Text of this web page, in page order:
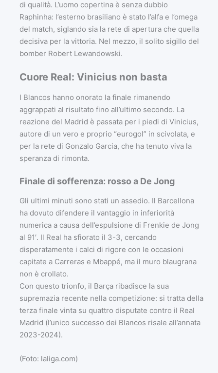
di qualità. L’uomo copertina è senza dubbio
Raphinha: l’esterno brasiliano è stato l’alfa e l’omega
del match, siglando sia la rete di apertura che quella
decisiva per la vittoria. Nel mezzo, il solito sigillo del
bomber Robert Lewandowski.
Cuore Real: Vinicius non basta
I Blancos hanno onorato la finale rimanendo
aggrappati al risultato fino all’ultimo secondo. La
reazione del Madrid è passata per i piedi di Vinicius,
autore di un vero e proprio “eurogol” in scivolata, e
per la rete di Gonzalo Garcia, che ha tenuto viva la
speranza di rimonta.
Finale di sofferenza: rosso a De Jong
Gli ultimi minuti sono stati un assedio. Il Barcellona
ha dovuto difendere il vantaggio in inferiorità
numerica a causa dell’espulsione di Frenkie de Jong
al 91′. Il Real ha sfiorato il 3-3, cercando
disperatamente i calci di rigore con le occasioni
capitate a Carreras e Mbappé, ma il muro blaugrana
non è crollato.
Con questo trionfo, il Barça ribadisce la sua
supremazia recente nella competizione: si tratta della
terza finale vinta su quattro disputate contro il Real
Madrid (l’unico successo dei Blancos risale all’annata
2023-2024).
(Foto: laliga.com)